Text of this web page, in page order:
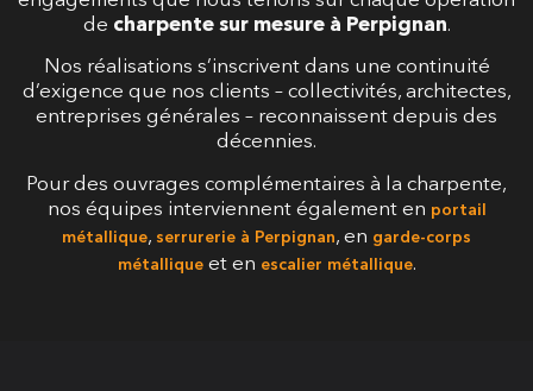
de charpente sur mesure à Perpignan.
Nos réalisations s’inscrivent dans une continuité
d’exigence que nos clients – collectivités, architectes,
entreprises générales – reconnaissent depuis des
décennies.
Pour des ouvrages complémentaires à la charpente,
nos équipes interviennent également en portail
métallique, serrurerie à Perpignan, en garde-corps
métalliqueet en escalier métallique.